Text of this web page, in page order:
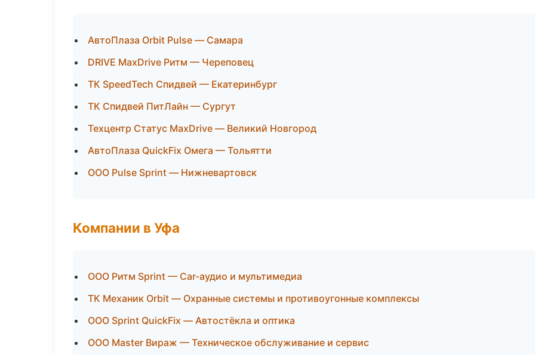
АвтоПлаза Orbit Pulse — Самара
DRIVE MaxDrive Ритм — Череповец
ТК SpeedTech Спидвей — Екатеринбург
ТК Спидвей ПитЛайн — Сургут
Техцентр Статус MaxDrive — Великий Новгород
АвтоПлаза QuickFix Омега — Тольятти
ООО Pulse Sprint — Нижневартовск
Компании в Уфа
ООО Ритм Sprint — Car-аудио и мультимедиа
ТК Механик Orbit — Охранные системы и противоугонные комплексы
ООО Sprint QuickFix — Автостёкла и оптика
ООО Master Вираж — Техническое обслуживание и сервис